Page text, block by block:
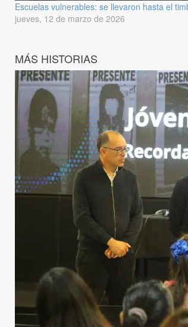
Escuelas vulnerables: se llevaron hasta el
jueves, 12 de marzo de 2026
MÁS HISTORIAS